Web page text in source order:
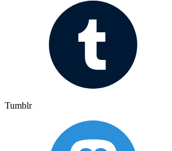
Tumblr